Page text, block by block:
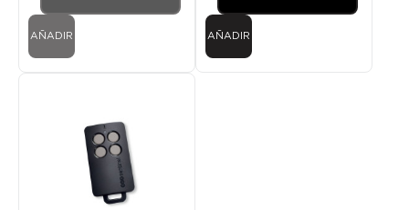
AÑADIR AÑADIR